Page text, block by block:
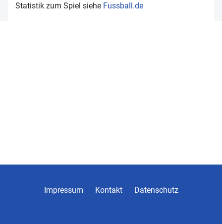
Statistik zum Spiel siehe Fussball.de
Impressum Kontakt Datenschutz